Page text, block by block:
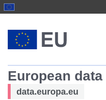
European data
data.europa.eu